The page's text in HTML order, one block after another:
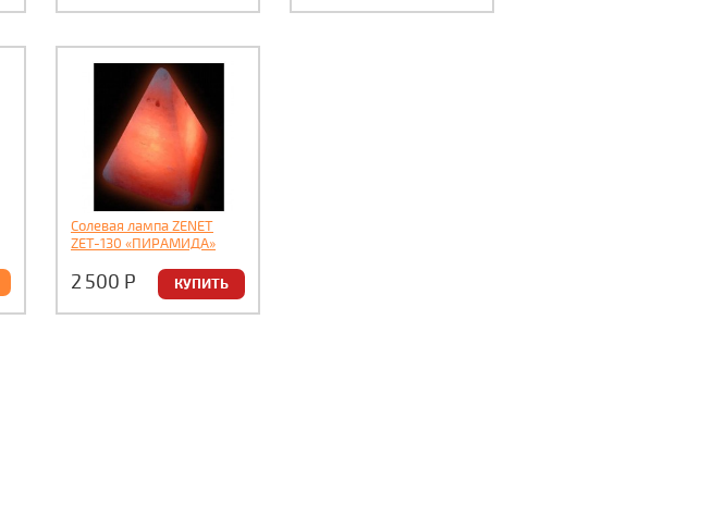
Солевая лампа ZENET
ZET-130 «ПИРАМИДА»
2 500 Р